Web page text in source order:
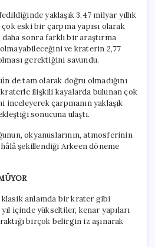
yaklaşık 3,47 milyar yıllık
eski bir çarpma yapısı olarak
sonra farklı bir araştırma
ve kraterin 2,77
gerektiğini savundu.
de tam olarak doğru olmadığını
ilişkili kayalarda bulunan çok
çarpmanın yaklaşık
sonucuna ulaştı.
okyanuslarının, atmosferinin
şekillendiği Arkeen döneme
klasik anlamda bir krater gibi
içinde yükseltiler, kenar yapıları
birçok belirgin iz aşınarak